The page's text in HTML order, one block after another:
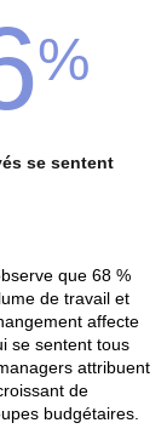
que 68 %
de travail et
affecte
se sentent tous
attribuent
de
budgétaires.
%
se sentent